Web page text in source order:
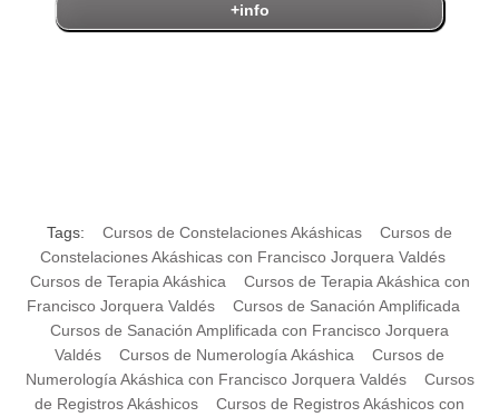
+info
Tags: Cursos de Constelaciones Akáshicas
Cursos de
Constelaciones Akáshicas con Francisco Jorquera Valdés
Cursos de Terapia Akáshica
Cursos de Terapia Akáshica con
Francisco Jorquera Valdés
Cursos de Sanación Amplificada
Cursos de Sanación Amplificada con Francisco Jorquera
Valdés
Cursos de Numerología Akáshica
Cursos de
Numerología Akáshica con Francisco Jorquera Valdés
Cursos
de Registros Akáshicos
Cursos de Registros Akáshicos con